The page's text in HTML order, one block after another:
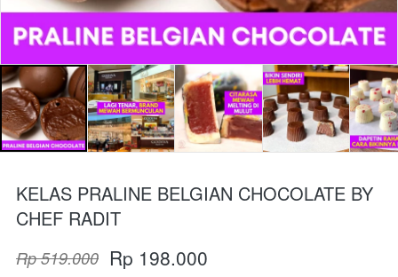
KELAS PRALINE BELGIAN CHOCOLATE BY
CHEF RADIT
Rp 519.000 Rp 198.000